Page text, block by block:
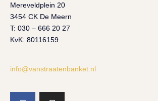
Mereveldplein 20
3454 CK De Meern
T: 030 – 666 20 27
KvK: 80116159
info@vanstraatenbanket.nl
F I